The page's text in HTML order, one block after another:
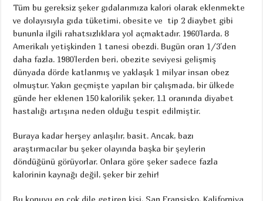
Tüm bu gereksiz şeker gıdalarımıza kalori olarak eklenmekte
ve dolayısıyla gıda tüketimi, obesite ve tip 2 diaybet gibi
bununla ilgili rahatsızlıklara yol açmaktadır. 1960’larda, 8
Amerikalı yetişkinden 1 tanesi obezdi. Bugün oran 1/3’den
daha fazla. 1980’lerden beri, obezite seviyesi gelişmiş
dünyada dörde katlanmış ve yaklaşık 1 milyar insan obez
olmuştur. Yakın geçmişte yapılan bir çalışmada, bir ülkede
günde her eklenen 150 kalorilik şeker, 1.1 oranında diyabet
hastalığı artışına neden olduğu tespit edilmiştir.
Buraya kadar herşey anlaşılır, basit. Ancak, bazı
araştırmacılar bu şeker olayında başka bir şeylerin
döndüğünü görüyorlar. Onlara göre şeker sadece fazla
kalorinin kaynağı değil, şeker bir zehir!